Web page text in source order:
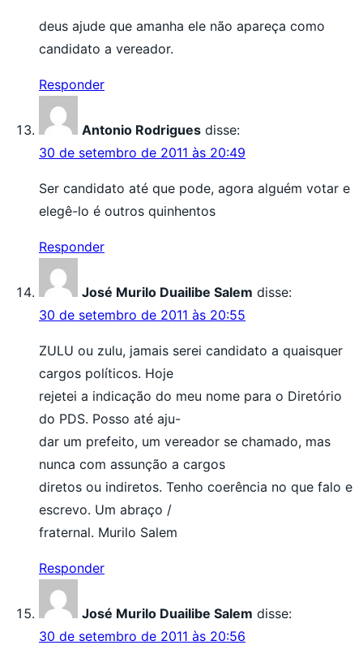
deus ajude que amanha ele não apareça como
candidato a vereador.
Responder
Antonio Rodrigues disse:
30 de setembro de 2011 às 20:49
Ser candidato até que pode, agora alguém votar e
elegê-lo é outros quinhentos
Responder
José Murilo Duailibe Salem disse:
30 de setembro de 2011 às 20:55
ZULU ou zulu, jamais serei candidato a quaisquer
cargos políticos. Hoje
rejetei a indicação do meu nome para o Diretório
do PDS. Posso até aju-
dar um prefeito, um vereador se chamado, mas
nunca com assunção a cargos
diretos ou indiretos. Tenho coerência no que falo e
escrevo. Um abraço /
fraternal. Murilo Salem
Responder
José Murilo Duailibe Salem disse:
30 de setembro de 2011 às 20:56